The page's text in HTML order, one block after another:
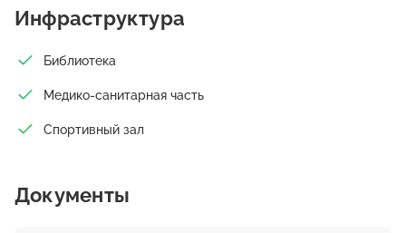
Инфраструктура
Библиотека
Медико-санитарная часть
Спортивный зал
Документы